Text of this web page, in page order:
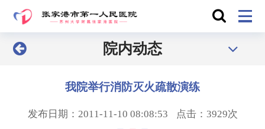
院内动态
我院举行消防灭火疏散演练
发布日期：2011-11-10 08:08:53 点击：3929次